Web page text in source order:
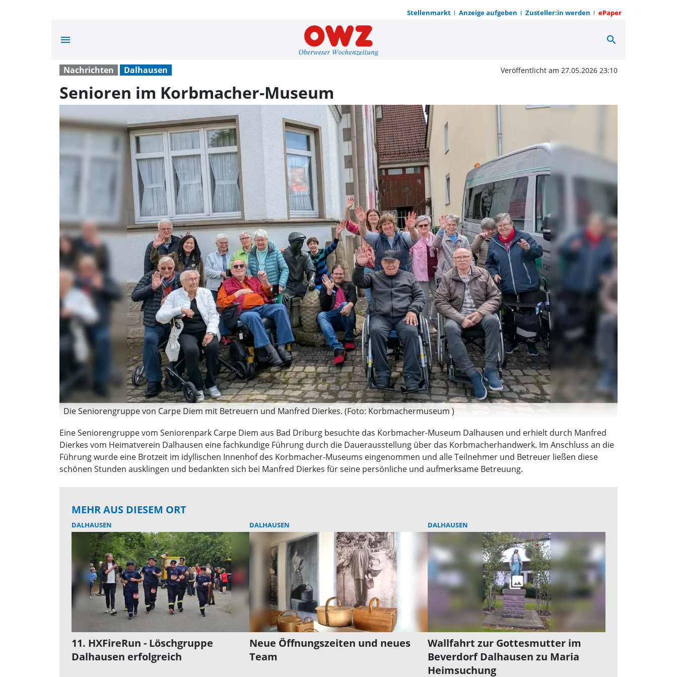
Stellenmarkt Anzeige aufgeben Zusteller:in werden ePaper
menu Senioren im Korbmacher-Museum
search
Nachrichten Dalhausen Veröffentlicht am 27.05.2026 23:10
Senioren im Korbmacher-Museum
Die Seniorengruppe von Carpe Diem mit Betreuern und Manfred Dierkes. (Foto: Korbmachermuseum )
Eine Seniorengruppe vom Seniorenpark Carpe Diem aus Bad Driburg besuchte das Korbmacher-Museum Dalhausen und erhielt durch Manfred
Dierkes vom Heimatverein Dalhausen eine fachkundige Führung durch die Dauerausstellung über das Korbmacherhandwerk. Im Anschluss an die
Führung wurde eine Brotzeit im idyllischen Innenhof des Korbmacher-Museums eingenommen und alle Teilnehmer und Betreuer ließen diese
schönen Stunden ausklingen und bedankten sich bei Manfred Dierkes für seine persönliche und aufmerksame Betreuung.
MEHR AUS DIESEM ORT
DALHAUSEN
11. HXFireRun - Löschgruppe
Dalhausen erfolgreich
DALHAUSEN
Neue Öffnungszeiten und neues
Team
DALHAUSEN
Wallfahrt zur Gottesmutter im
Beverdorf Dalhausen zu Maria
Heimsuchung